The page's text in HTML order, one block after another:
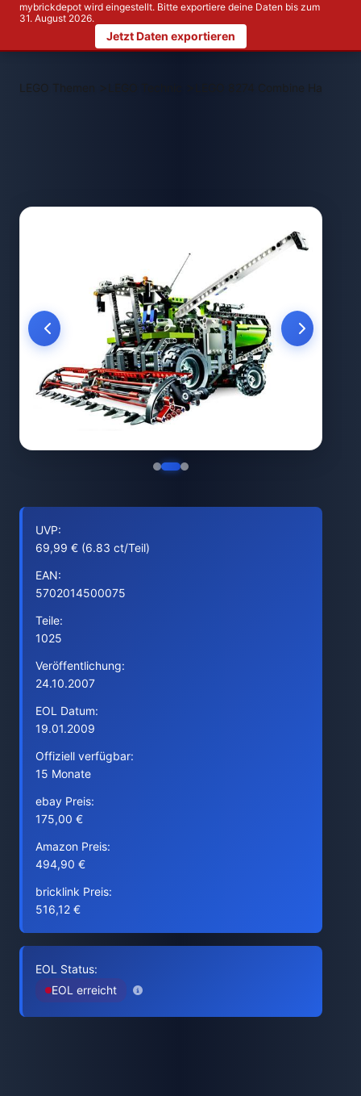
mybrickdepot wird eingestellt. Bitte exportiere deine Daten bis zum
31. August 2026.
Jetzt Daten exportieren
LEGO Themen > LEGO 8274 Combine Harvester
UVP:
69,99 € (6.83 ct/Teil)
EAN:
5702014500075
Teile:
1025
Veröffentlichung:
24.10.2007
EOL Datum:
19.01.2009
Offiziell verfügbar:
15 Monate
ebay Preis:
175,00 €
Amazon Preis:
494,90 €
bricklink Preis:
516,12 €
EOL Status:
EOL erreicht